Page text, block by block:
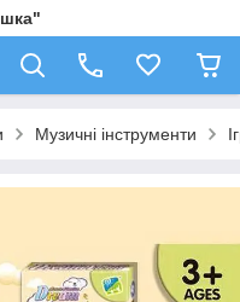
Музичні інструменти